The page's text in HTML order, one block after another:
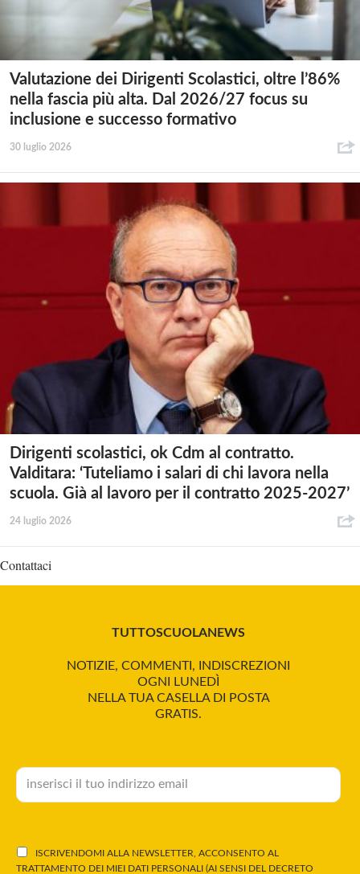
Valutazione dei Dirigenti Scolastici, oltre l’86%
nella fascia più alta. Dal 2026/27 focus su
inclusione e successo formativo
30 luglio 2026
Dirigenti scolastici, ok Cdm al contratto.
Valditara: ‘Tuteliamo i salari di chi lavora nella
scuola. Già al lavoro per il contratto 2025-2027’
24 luglio 2026
Contattaci
TUTTOSCUOLANEWS
NOTIZIE, COMMENTI, INDISCREZIONI
OGNI LUNEDÌ
NELLA TUA CASELLA DI POSTA
GRATIS.
ISCRIVENDOMI ALLA NEWSLETTER, ACCONSENTO AL
TRATTAMENTO DEI MIEI DATI PERSONALI (AI SENSI DEL DECRETO